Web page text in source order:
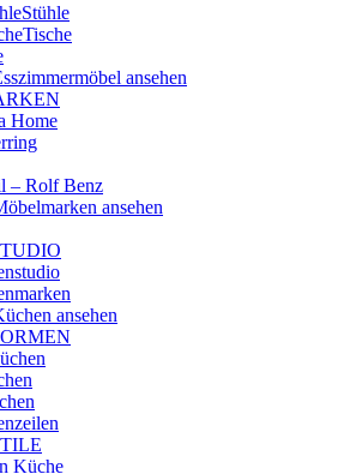
Stühle
Tische
ansehen
Home
– Rolf Benz
ansehen
ansehen
Küche